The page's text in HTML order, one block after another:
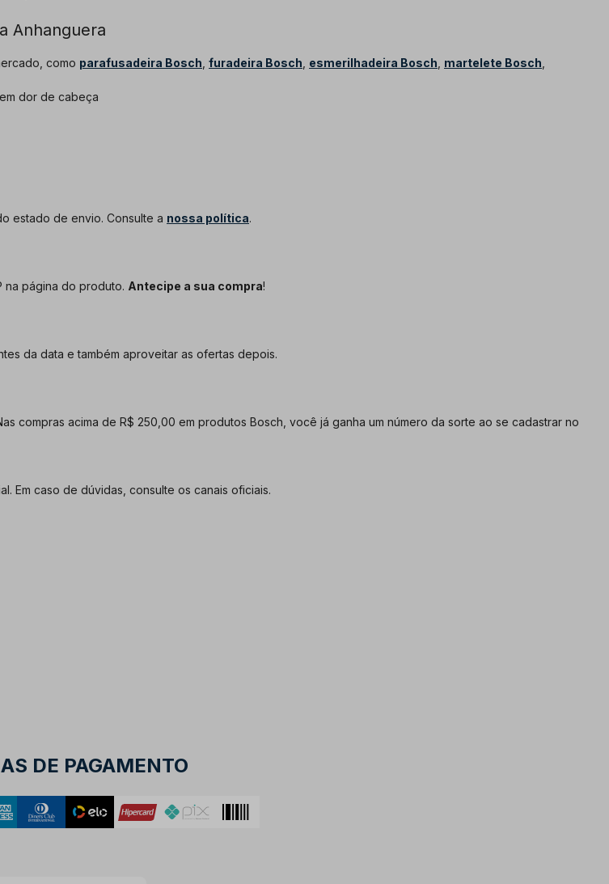
Anhanguera
como parafusadeira Bosch furadeira Bosch esmerilhadeira Bosch martelete Bosch
dor de cabeça
estado de envio. Consulte a nossa política.
na página do produto. Antecipe a sua compra!
da data e também aproveitar as ofertas depois.
compras acima de R$ 250,00 em produtos Bosch, você já ganha um número da sorte ao se cadastrar no
Em caso de dúvidas, consulte os canais oficiais.
DE PAGAMENTO